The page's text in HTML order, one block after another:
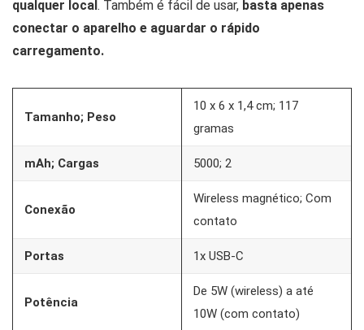
qualquer local. Também é fácil de usar, basta apenas
conectar o aparelho e aguardar o rápido
carregamento.
Tamanho; Peso
10 x 6 x 1,4 cm; 117
gramas
mAh; Cargas 5000; 2
Conexão
Wireless magnético; Com
contato
Portas 1x USB-C
Potência
De 5W (wireless) a até
10W (com contato)